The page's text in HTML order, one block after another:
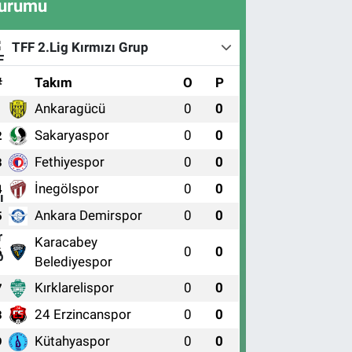
TFF 2.Lig Kırmızı Grup
Takım O P
Ankaragücü 0 0
Sakaryaspor 0 0
Fethiyespor 0 0
İnegölspor 0 0
Ankara Demirspor 0 0
Karacabey
Belediyespor
0 0
Kırklarelispor 0 0
24 Erzincanspor 0 0
Kütahyaspor 0 0